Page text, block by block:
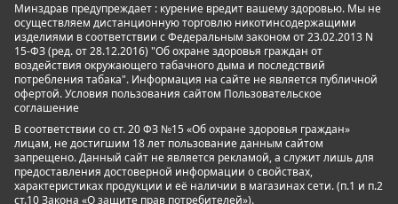
Минздрав предупреждает : курение вредит вашему здоровью. Мы не
осуществляем дистанционную торговлю никотинсодержащими
изделиями в соответствии с Федеральным законом от 23.02.2013 N
15-ФЗ (ред. от 28.12.2016) "Об охране здоровья граждан от
воздействия окружающего табачного дыма и последствий
потребления табака". Информация на сайте не является публичной
офертой. Условия пользования сайтом Пользовательское
соглашение
В соответствии со ст. 20 ФЗ №15 «Об охране здоровья граждан»
лицам, не достигшим 18 лет пользование данным сайтом
запрещено. Данный сайт не является рекламой, а служит лишь для
предоставления достоверной информации о свойствах,
характеристиках продукции и её наличии в магазинах сети. (п.1 и п.2
ст.10 Закона «О защите прав потребителей»).